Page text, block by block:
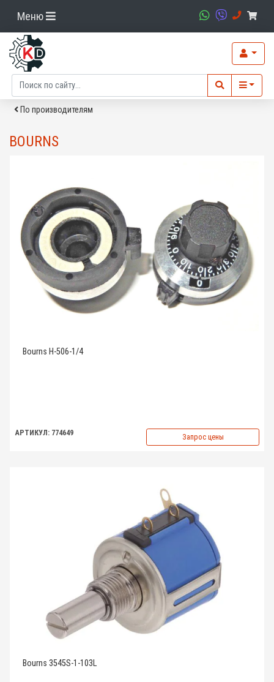
Меню
По производителям
BOURNS
Bourns H-506-1/4
АРТИКУЛ: 774649 Запрос цены
Bourns 3545S-1-103L